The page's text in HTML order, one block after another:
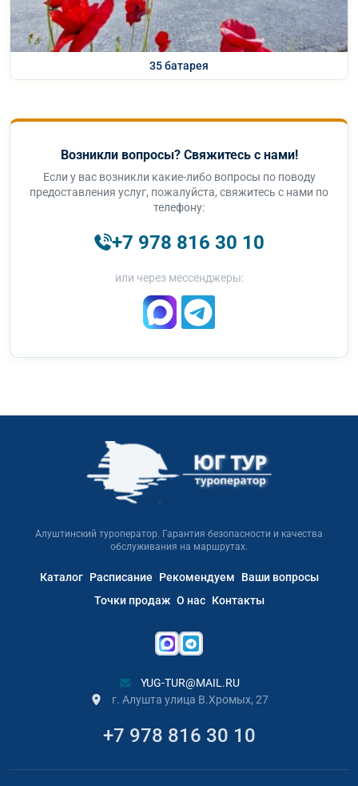
35 батарея
Возникли вопросы? Свяжитесь с нами!
Если у вас возникли какие-либо вопросы по поводу
предоставления услуг, пожалуйста, свяжитесь с нами по
телефону:
+7 978 816 30 10
или через мессенджеры:
Алуштинский туроператор. Гарантия безопасности и качества
обслуживания на маршрутах.
Каталог Расписание Рекомендуем
Ваши вопросы
Точки продаж О нас Контакты
YUG-TUR@MAIL.RU
г. Алушта улица В.Хромых, 27
+7 978 816 30 10